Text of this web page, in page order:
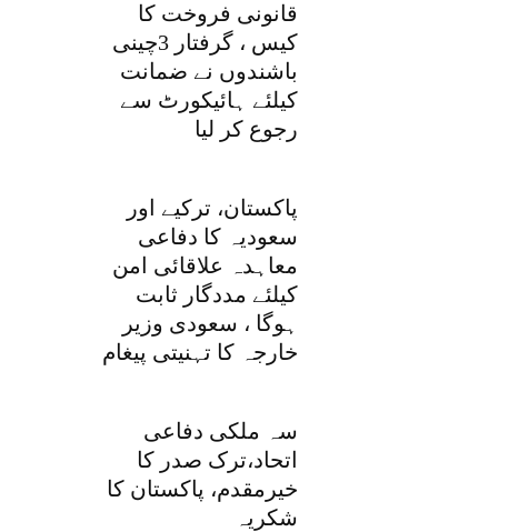
قانونی فروخت کا
کیس ، گرفتار 3چینی
باشندوں نے ضمانت
کیلئے ہائیکورٹ سے
رجوع کر لیا
پاکستان، ترکیے اور
سعودیہ کا دفاعی
معاہدہ علاقائی امن
کیلئے مددگار ثابت
ہوگا ، سعودی وزیر
خارجہ کا تہنیتی پیغام
سہ ملکی دفاعی
اتحاد،ترک صدر کا
خیرمقدم، پاکستان کا
شکریہ